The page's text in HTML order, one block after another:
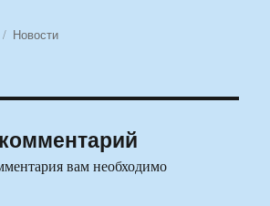
Рубрики
Новости
вам необходимо